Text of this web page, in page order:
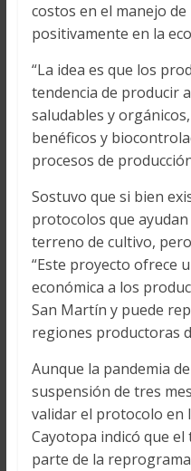
costos en el manejo
positivamente en la
“La idea es que los
tendencia de producir
saludables y
benéficos y
procesos de
Sostuvo que si bien
protocolos que
terreno de cultivo,
“Este proyecto ofrece
económica a los
San Martín y puede
regiones productoras
Aunque la pandemia
suspensión de tres
validar el protocolo en
Cayotopa indicó que
parte de la